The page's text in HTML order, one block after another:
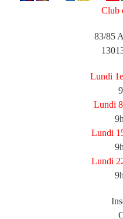
Club
83/85
Lundi
Lundi
Lundi
Lundi